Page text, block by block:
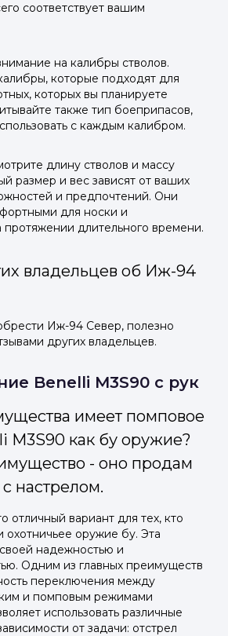
соответствует вашим
на калибры стволов.
которые подходят для
которых вы планируете
также тип боеприпасов,
с каждым калибром.
длину стволов и массу
размер и вес зависят от ваших
и предпочтений. Они
для носки и
протяжении длительного времени.
владельцев об Иж-94
Иж-94 Север, полезно
других владельцев.
Benelli M3S90 с рук
имеет помповое
M3S90 как бу оружие?
- оно продам
настрелом.
отличный вариант для тех, кто
охотничьее оружие бу. Эта
надежностью и
Одним из главных преимуществ
переключения между
и помповым режимами
использовать различные
от задачи: отстрел